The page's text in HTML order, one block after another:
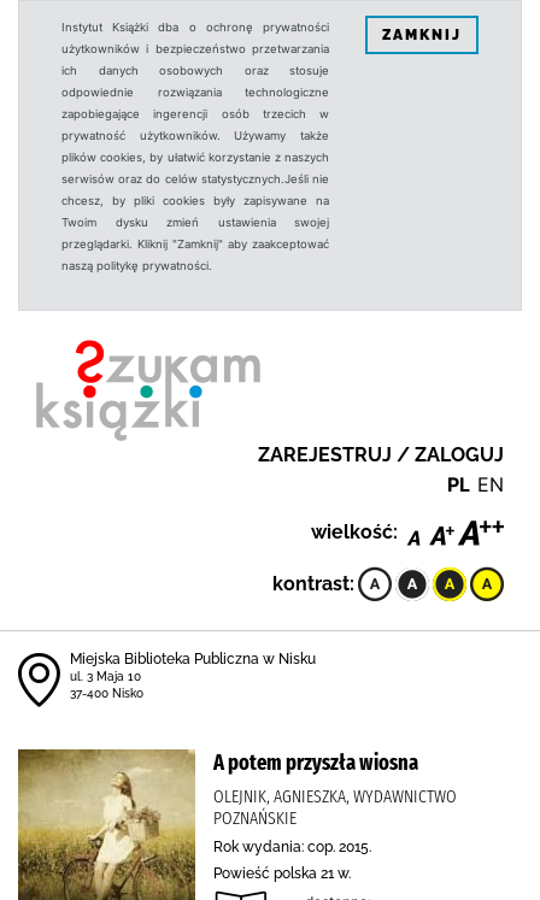
Instytut Książki dba o ochronę prywatności
użytkowników i bezpieczeństwo przetwarzania
ich danych osobowych oraz stosuje
odpowiednie rozwiązania technologiczne
zapobiegające ingerencji osób trzecich w
prywatność użytkowników. Używamy także
plików cookies, by ułatwić korzystanie z naszych
serwisów oraz do celów statystycznych.Jeśli nie
chcesz, by pliki cookies były zapisywane na
Twoim dysku zmień ustawienia swojej
przeglądarki. Kliknij "Zamknij" aby zaakceptować
naszą politykę prywatności.
ZAMKNIJ
ZAREJESTRUJ / ZALOGUJ
PL EN
wielkość:
kontrast:
Miejska Biblioteka Publiczna w Nisku
ul. 3 Maja 10
37-400 Nisko
A potem przyszła wiosna
OLEJNIK, AGNIESZKA, WYDAWNICTWO
POZNAŃSKIE
Rok wydania: cop. 2015.
Powieść polska 21 w.